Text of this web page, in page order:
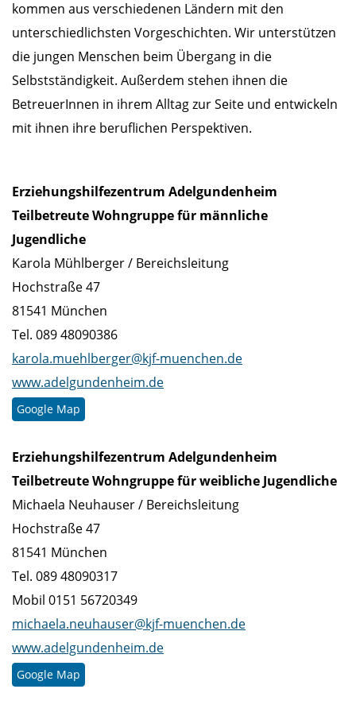
kommen aus verschiedenen Ländern mit den
unterschiedlichsten Vorgeschichten. Wir unterstützen
die jungen Menschen beim Übergang in die
Selbstständigkeit. Außerdem stehen ihnen die
BetreuerInnen in ihrem Alltag zur Seite und entwickeln
mit ihnen ihre beruflichen Perspektiven.
Erziehungshilfezentrum Adelgundenheim
Teilbetreute Wohngruppe für männliche
Jugendliche
Karola Mühlberger / Bereichsleitung
Hochstraße 47
81541 München
Tel. 089 48090386
karola.muehlberger@kjf-muenchen.de
www.adelgundenheim.de
Google Map
Erziehungshilfezentrum Adelgundenheim
Teilbetreute Wohngruppe für weibliche Jugendliche
Michaela Neuhauser / Bereichsleitung
Hochstraße 47
81541 München
Tel. 089 48090317
Mobil 0151 56720349
michaela.neuhauser@kjf-muenchen.de
www.adelgundenheim.de
Google Map